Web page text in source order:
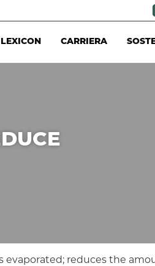
LEXICON CARRIERA
evaporated; reduces the